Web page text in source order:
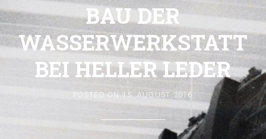
BAU DER
WASSERWERKSTATT
BEI HELLER LEDER
POSTED ON15. AUGUST 2016